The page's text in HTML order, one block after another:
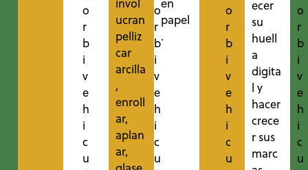
ucran
pelliz
car
arcilla
,
enroll
ar,
aplan
ar,
papel
.
ecer
su
huell
a
digita
l y
hacer
crece
r sus
marc
o
r
b
i
v
e
h
i
c
u
o
r
b
i
v
e
h
i
c
u
o
r
b
i
v
e
h
i
c
u
o
r
b
i
v
e
h
i
c
u